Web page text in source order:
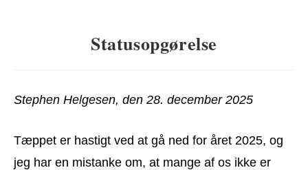
Statusopgørelse
Stephen Helgesen, den 28. december 2025
Tæppet er hastigt ved at gå ned for året 2025, og
jeg har en mistanke om, at mange af os ikke er